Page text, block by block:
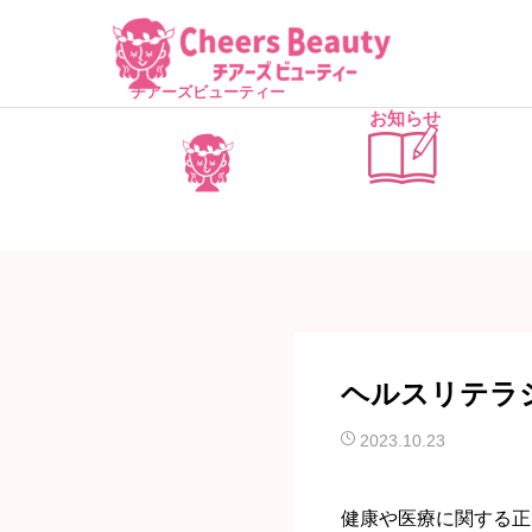
チアーズビューティー
お知らせ
ヘルスリテラ
2023.10.23
健康や医療に関する